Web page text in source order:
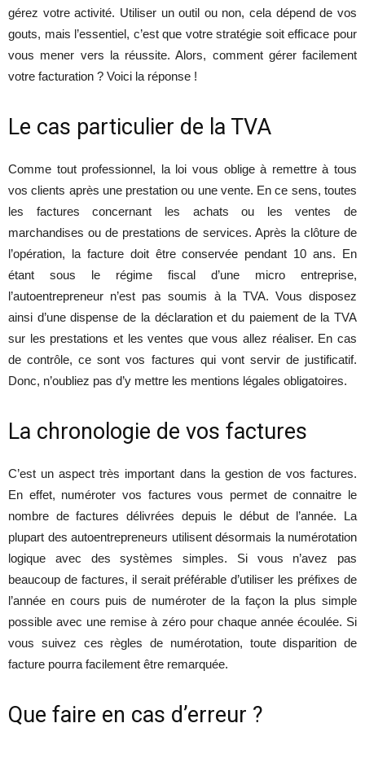
gérez votre activité. Utiliser un outil ou non, cela dépend de vos
gouts, mais l’essentiel, c’est que votre stratégie soit efficace pour
vous mener vers la réussite. Alors, comment gérer facilement
votre facturation ? Voici la réponse !
Le cas particulier de la TVA
Comme tout professionnel, la loi vous oblige à remettre à tous
vos clients après une prestation ou une vente. En ce sens, toutes
les factures concernant les achats ou les ventes de
marchandises ou de prestations de services. Après la clôture de
l’opération, la facture doit être conservée pendant 10 ans. En
étant sous le régime fiscal d’une micro entreprise,
l’autoentrepreneur n’est pas soumis à la TVA. Vous disposez
ainsi d’une dispense de la déclaration et du paiement de la TVA
sur les prestations et les ventes que vous allez réaliser. En cas
de contrôle, ce sont vos factures qui vont servir de justificatif.
Donc, n’oubliez pas d’y mettre les mentions légales obligatoires.
La chronologie de vos factures
C’est un aspect très important dans la gestion de vos factures.
En effet, numéroter vos factures vous permet de connaitre le
nombre de factures délivrées depuis le début de l’année. La
plupart des autoentrepreneurs utilisent désormais la numérotation
logique avec des systèmes simples. Si vous n’avez pas
beaucoup de factures, il serait préférable d’utiliser les préfixes de
l’année en cours puis de numéroter de la façon la plus simple
possible avec une remise à zéro pour chaque année écoulée. Si
vous suivez ces règles de numérotation, toute disparition de
facture pourra facilement être remarquée.
Que faire en cas d’erreur ?